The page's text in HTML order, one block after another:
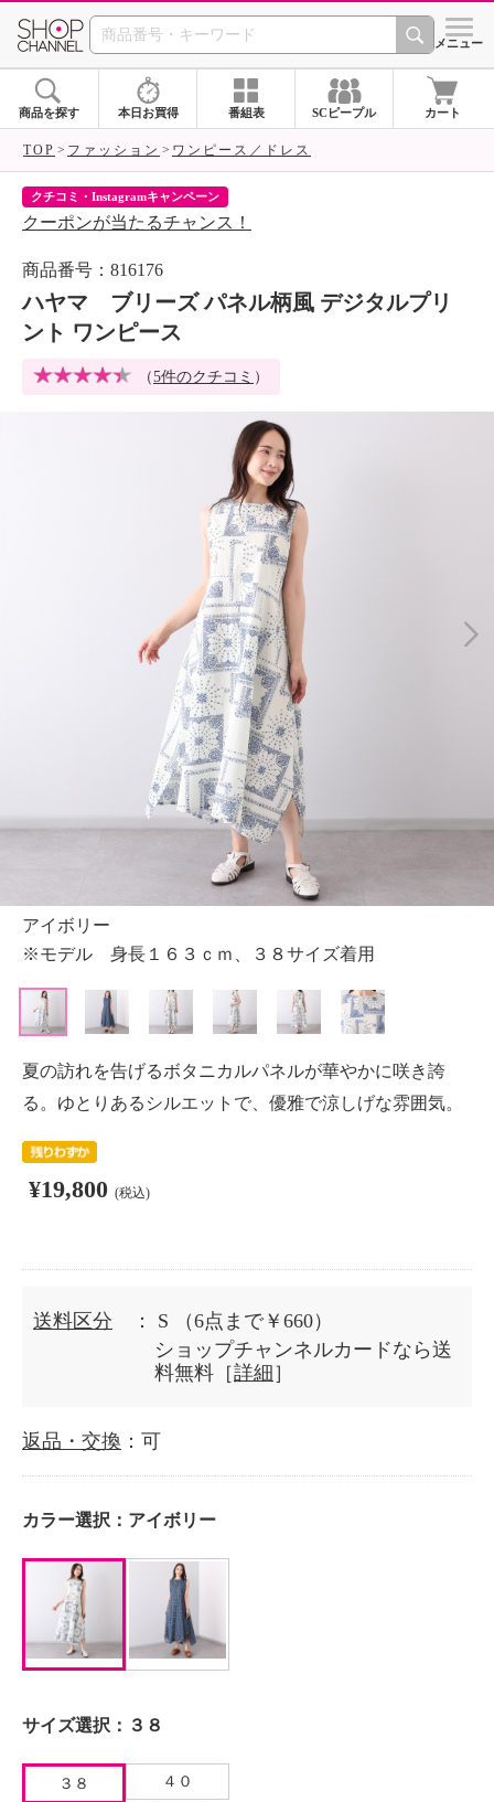
SHOP CHANNEL シメニュー
商品を探す 本日お買得 番組表 SCピープル カート
TOP ファッション ワンピース／ドレス
クチコミ・Instagramキャンペーン
クーポンが当たるチャンス！
商品番号：816176
ハヤマ ブリーズ パネル柄風 デジタルプリ
ント ワンピース
（5件のクチコミ ）
アイボリー
※モデル 身長１６３ｃｍ、３８サイズ着用
夏の訪れを告げるボタニカルパネルが華やかに咲き誇
る。ゆとりあるシルエットで、優雅で涼しげな雰囲気。
¥19,800 (税込)
送料区分 ： S
（6点まで￥660）
ショップチャンネルカードなら送
料無料［詳細 ］
返品・交換 ：可
カラー選択： アイボリー
サイズ選択： ３８
３８ ４０